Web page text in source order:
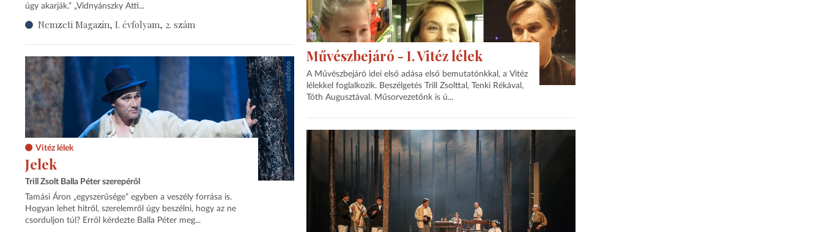
úgy akarják.” „Vidnyánszky Atti...
Nemzeti Magazin, I. évfolyam, 2. szám
Művészbejáró - I. Vitéz lélek
A Művészbejáró idei első adása első bemutatónkkal, a Vitéz
lélekkel foglalkozik. Beszélgetés Trill Zsolttal, Tenki Rékával,
Tóth Augusztával. Műsorvezetőnk is ú...
Vitéz lélek
Jelek
Trill Zsolt Balla Péter szerepéről
Tamási Áron „egyszerűsége” egyben a veszély forrása is.
Hogyan lehet hitről, szerelemről úgy beszélni, hogy az ne
csorduljon túl? Erről kérdezte Balla Péter meg...